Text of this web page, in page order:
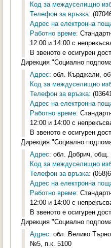
Код за междуселищно
Телефон за връзка:
Адрес на електронна
Работно време:
12:00 и 14:00 с
В звеното е осигурен
Дирекция "Социално
Адрес: обл. Кърджали,
Код за междуселищно
Телефон за връзка:
Адрес на електронна
Работно време:
12:00 и 14:00 с
В звеното е осигурен
Дирекция "Социално
Адрес: обл. Добрич,
Код за междуселищно
Телефон за връзка:
Адрес на електронна
Работно време:
12:00 и 14:00 с
В звеното е осигурен
Дирекция "Социално
Адрес: обл. Велико
№5, п.к. 5100